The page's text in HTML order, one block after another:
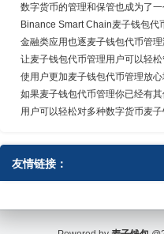
数字货币的管理和保管也成为了
Binance Smart Chain麦子钱包代
金融类应用也逐麦子钱包代币管
让麦子钱包代币管理用户可以轻
使用户更加麦子钱包代币管理放
如果麦子钱包代币管理你已经有
用户可以轻松对多种数字货币麦
友情链接：